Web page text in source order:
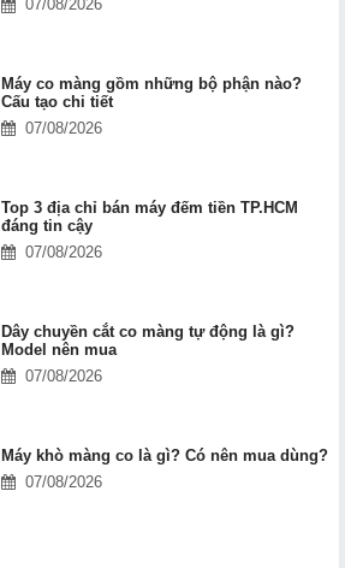
07/08/2026
Máy co màng gồm những bộ phận nào?
Cấu tạo chi tiết
07/08/2026
Top 3 địa chỉ bán máy đếm tiền TP.HCM
đáng tin cậy
07/08/2026
Dây chuyền cắt co màng tự động là gì?
Model nên mua
07/08/2026
Máy khò màng co là gì? Có nên mua dùng?
07/08/2026